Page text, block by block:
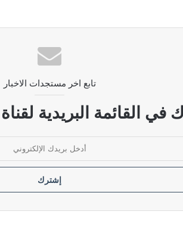
بوضع سقوف زمنية لإنهاء الأزمات الخانقة
مرفوضة
تابع اخر مستجدات الاخبار
في القائمة البريدية